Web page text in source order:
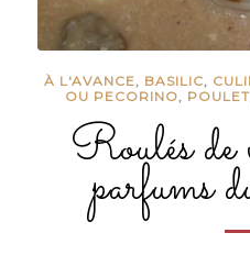
À L'AVANCE, BASILIC,
OU PECORINO, POULET
Roulés
parfums